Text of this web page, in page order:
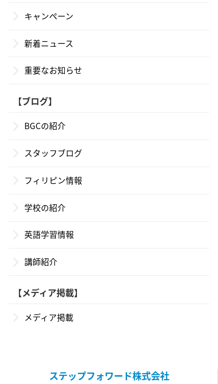
キャンペーン
新着ニュース
重要なお知らせ
【ブログ】
BGCの紹介
スタッフブログ
フィリピン情報
学校の紹介
英語学習情報
講師紹介
【メディア掲載】
メディア掲載
ステップフォワード株式会社